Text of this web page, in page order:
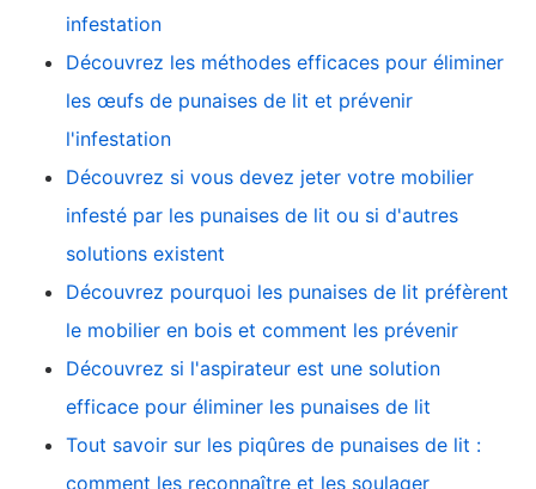
infestation
Découvrez les méthodes efficaces pour éliminer
les œufs de punaises de lit et prévenir
l'infestation
Découvrez si vous devez jeter votre mobilier
infesté par les punaises de lit ou si d'autres
solutions existent
Découvrez pourquoi les punaises de lit préfèrent
le mobilier en bois et comment les prévenir
Découvrez si l'aspirateur est une solution
efficace pour éliminer les punaises de lit
Tout savoir sur les piqûres de punaises de lit :
comment les reconnaître et les soulager